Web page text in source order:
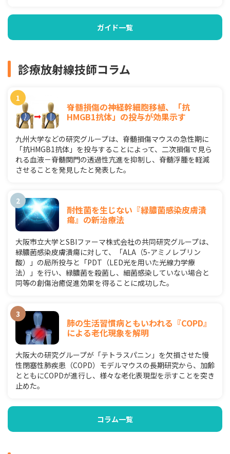
ガイド一覧
診療放射線技師コラム
脊髄損傷の神経幹細胞移植、「抗
HMGB1抗体」の投与が効果示す
九州大学などの研究グループは、脊髄損傷マウスの急性期に
「抗HMGB1抗体」を投与することによって、二次損傷で見ら
れる血液－脊髄関門の透過性亢進を抑制し、脊髄浮腫を軽減
させることを発見したと発表した。
耐性菌を生じない『緑膿菌感染皮膚潰
瘍』の新治療法
大阪市立大学とSBIファーマ株式会社の共同研究グループは、
緑膿菌感染皮膚潰瘍に対して、「ALA（5-アミノレブリン
酸）」の局所投与と「PDT（LED光を用いた光線力学療
法）」を行い、緑膿菌を殺菌し、細菌感染していない場合と
同等の創傷治癒促進効果を得ることに成功した。
肺の生活習慣病ともいわれる『COPD』
による老化現象を解明
大阪大の研究グループが「テトラスパニン」を欠損させた慢
性閉塞性肺疾患（COPD）モデルマウスの長期研究から、加齢
とともにCOPDが進行し、様々な老化表現型を示すことを突き
止めた。
コラム一覧